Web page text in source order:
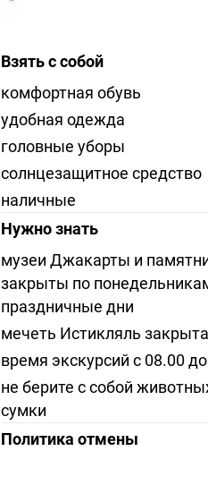
Взять с собой
комфортная обувь
удобная одежда
головные уборы
солнцезащитное средство
наличные
Нужно знать
музеи Джакарты и
закрыты по
праздничные дни
мечеть Истикляль
время экскурсий с 08.00
не берите с собой
сумки
Политика отмены